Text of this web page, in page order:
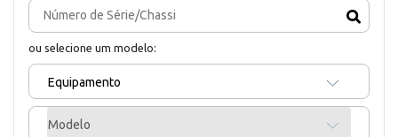
ou selecione um modelo:
Equipamento
Modelo